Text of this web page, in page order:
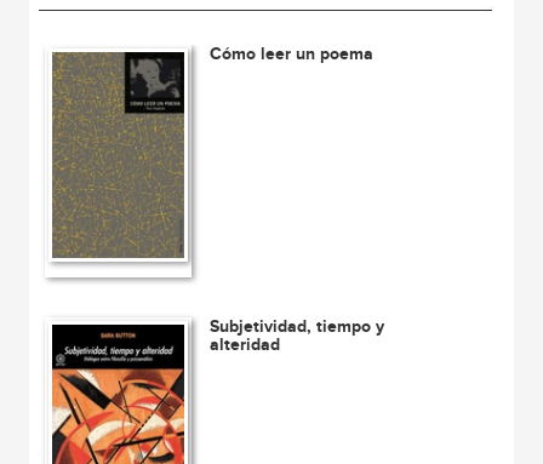
Cómo leer un poema
Subjetividad, tiempo y
alteridad